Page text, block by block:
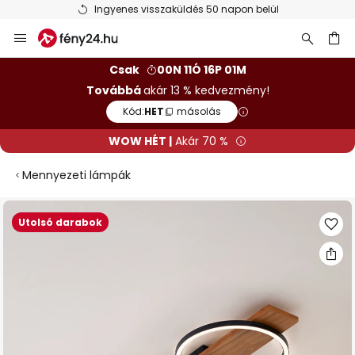
Ingyenes visszaküldés 50 napon belül
Ugrás
a
Csak
00N 11Ó 16P 01M
Továbbáakár 13 % kedvezmény!
Kód:HET másolás
WOW HÉT | Akár 70 %
Mennyezeti lámpák
Utolsó darabok
Ugrás